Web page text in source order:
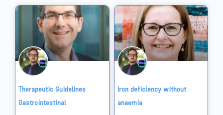
Therapeutic Guidelines
Gastrointestinal
Iron deficiency without
anaemia